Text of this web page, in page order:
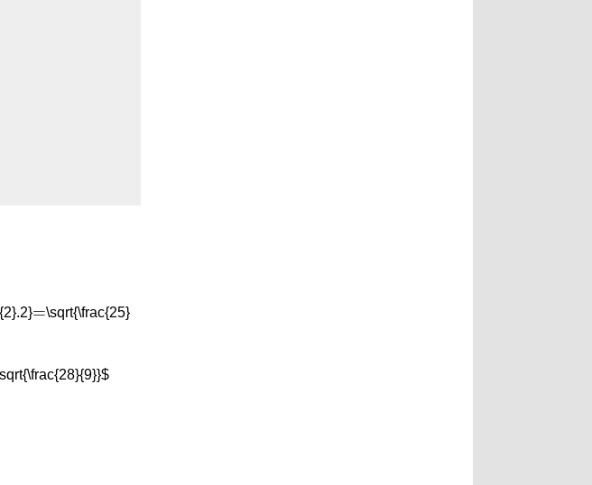
\sqrt{\frac{25}